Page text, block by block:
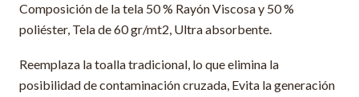
Composición de la tela 50 % Rayón Viscosa y 50 %
poliéster, Tela de 60 gr/mt2, Ultra absorbente.
Reemplaza la toalla tradicional, lo que elimina la
posibilidad de contaminación cruzada, Evita la generación